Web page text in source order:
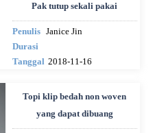
Pak tutup sekali pakai
Penulis Janice Jin
Durasi
Tanggal 2018-11-16
Topi klip bedah non woven
yang dapat dibuang